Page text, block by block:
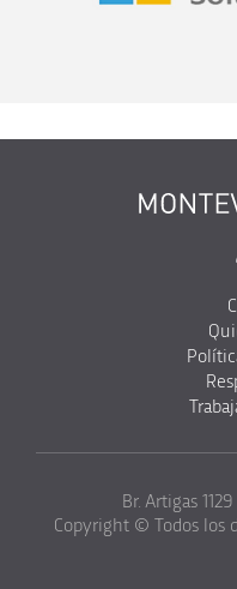
Br. Artigas
Copyright © Todos los